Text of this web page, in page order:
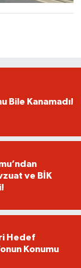
Bile Kanamadı!
ve BİK
Hedef
Konumu